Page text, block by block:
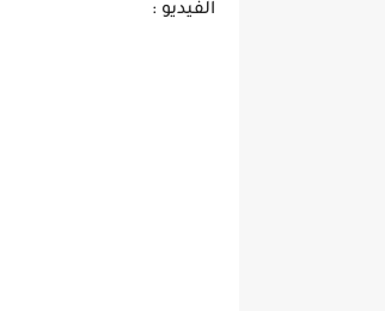
الفيديو :